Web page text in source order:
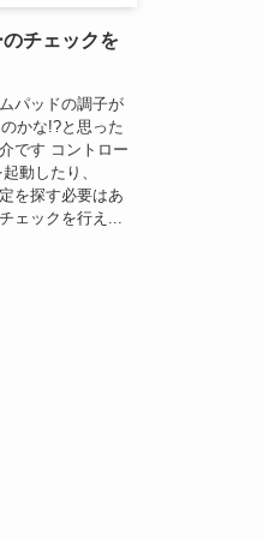
チェックを
パッドの調子が
かな!?と思った
です コントロー
動したり、
を探す必要はあ
ェックを行え...